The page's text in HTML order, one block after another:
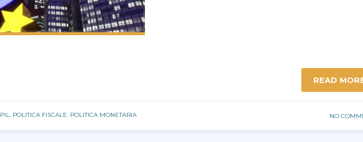
READ
PIL, POLITICA FISCALE, POLITICA MONETARIA NO